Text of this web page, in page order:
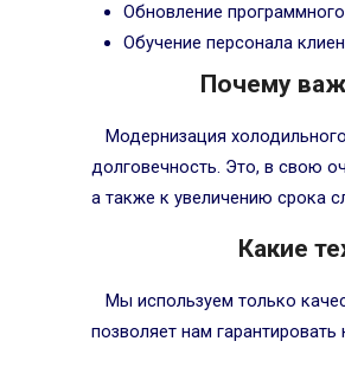
Обновление
Обучение персонала
Почему
Модернизация
долговечность. Это, в свою
а также к увеличению срока
Какие
Мы используем только
позволяет нам